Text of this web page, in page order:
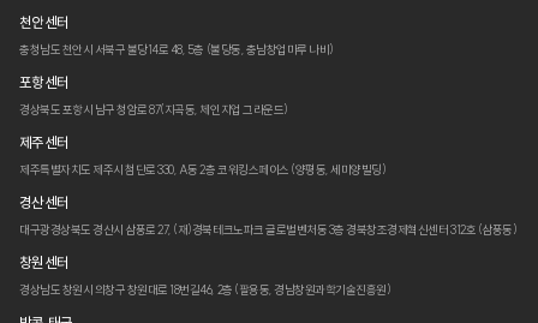
천안 센터
충청남도 천안시 서북구 불당14로 48, 5층 (불당동, 충남창업마루 나비)
포항 센터
경상북도 포항시 남구 청암로 87(지곡동, 체인지업 그라운드)
제주 센터
제주특별자치도 제주시 첨단로 330, A동 2층 코워킹스페이스 (양평동, 세미양빌딩)
경산 센터
대구광경상북도 경산시 삼풍로 27, (재)경북테크노파크 글로벌벤처동 3층경북창조경제혁신센터 312호 (삼풍동)
창원 센터
경상남도 창원시 의창구 창원대로 18번길46, 2층 (팔용동, 경남창원과학기술진흥원)